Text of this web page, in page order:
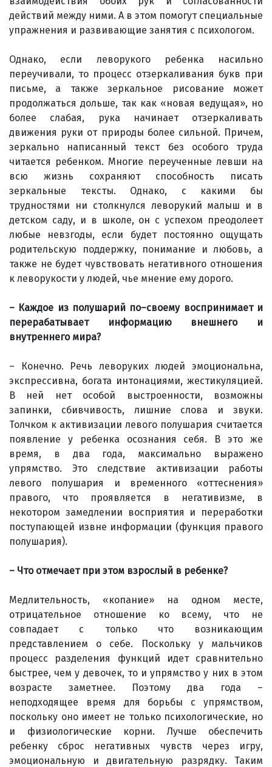
действий между ними. А в этом помогут специальные
упражнения и развивающие занятия с психологом.
Однако, если леворукого ребенка насильно
переучивали, то процесс отзеркаливания букв при
письме, а также зеркальное рисование может
продолжаться дольше, так как «новая ведущая», но
более слабая, рука начинает отзеркаливать
движения руки от природы более сильной. Причем,
зеркально написанный текст без особого труда
читается ребенком. Многие переученные левши на
всю жизнь сохраняют способность писать
зеркальные тексты. Однако, с какими бы
трудностями ни столкнулся леворукий малыш и в
детском саду, и в школе, он с успехом преодолеет
любые невзгоды, если будет постоянно ощущать
родительскую поддержку, понимание и любовь, а
также не будет чувствовать негативного отношения
к леворукости у людей, чье мнение ему дорого.
– Каждое из полушарий по–своему воспринимает и
перерабатывает информацию внешнего и
внутреннего мира?
– Конечно. Речь леворуких людей эмоциональна,
экспрессивна, богата интонациями, жестикуляцией.
В ней нет особой выстроенности, возможны
запинки, сбивчивость, лишние слова и звуки.
Толчком к активизации левого полушария считается
появление у ребенка осознания себя. В это же
время, в два года, максимально выражено
упрямство. Это следствие активизации работы
левого полушария и временного «оттеснения»
правого, что проявляется в негативизме, в
некотором замедлении восприятия и переработки
поступающей извне информации (функция правого
полушария).
– Что отмечает при этом взрослый в ребенке?
Медлительность, «копание» на одном месте,
отрицательное отношение ко всему, что не
совпадает с только что возникающим
представлением о себе. Поскольку у мальчиков
процесс разделения функций идет сравнительно
быстрее, чем у девочек, то и упрямство у них в этом
возрасте заметнее. Поэтому два года –
неподходящее время для борьбы с упрямством,
поскольку оно имеет не только психологические, но
и физиологические корни. Лучше обеспечить
ребенку сброс негативных чувств через игру,
эмоциональную и двигательную разрядку. Таким